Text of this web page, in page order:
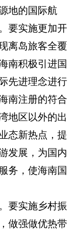
地的国际航
要实施更加开
离岛旅客全覆
南积极引进国
先进理念进行
南注册的符合
地区以外的出
态新热点，提
发展，为国内
务，使海南国
要实施乡村振
做强做优热带